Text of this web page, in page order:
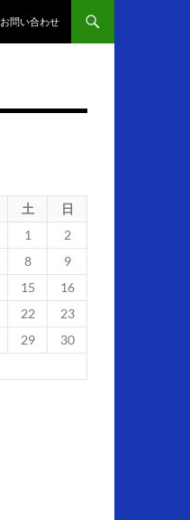
お問い合わせ
土
日
1
2
8
9
15
16
22
23
29
30